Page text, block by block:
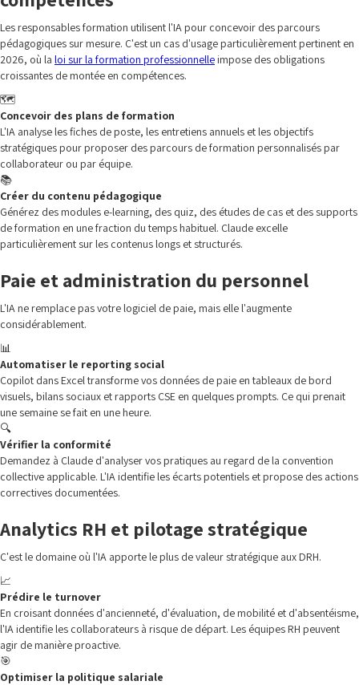
Les responsables formation utilisent l'IA pour concevoir des parcours
pédagogiques sur mesure. C'est un cas d'usage particulièrement pertinent en
2026, où la loi sur la formation professionnelle impose des obligations
croissantes de montée en compétences.
🗺️
Concevoir des plans de formation
L'IA analyse les fiches de poste, les entretiens annuels et les objectifs
stratégiques pour proposer des parcours de formation personnalisés par
collaborateur ou par équipe.
📚
Créer du contenu pédagogique
Générez des modules e-learning, des quiz, des études de cas et des supports
de formation en une fraction du temps habituel. Claude excelle
particulièrement sur les contenus longs et structurés.
Paie et administration du personnel
L'IA ne remplace pas votre logiciel de paie, mais elle l'augmente
considérablement.
📊
Automatiser le reporting social
Copilot dans Excel transforme vos données de paie en tableaux de bord
visuels, bilans sociaux et rapports CSE en quelques prompts. Ce qui prenait
une semaine se fait en une heure.
🔍
Vérifier la conformité
Demandez à Claude d'analyser vos pratiques au regard de la convention
collective applicable. L'IA identifie les écarts potentiels et propose des actions
correctives documentées.
Analytics RH et pilotage stratégique
C'est le domaine où l'IA apporte le plus de valeur stratégique aux DRH.
📈
Prédire le turnover
En croisant données d'ancienneté, d'évaluation, de mobilité et d'absentéisme,
l'IA identifie les collaborateurs à risque de départ. Les équipes RH peuvent
agir de manière proactive.
🎯
Optimiser la politique salariale